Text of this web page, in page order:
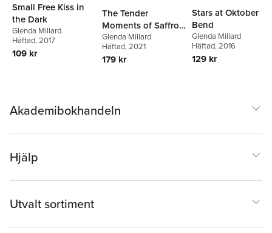
Small Free Kiss in
the Dark
Glenda Millard
Häftad, 2017
109 kr
The Tender
Moments of Saffron
Silk: The Kingdom
of Silk Book #6
Glenda Millard
Häftad, 2021
179 kr
Stars at Oktober
Bend
Glenda Millard
Häftad, 2016
129 kr
Akademibokhandeln
Hjälp
Utvalt sortiment